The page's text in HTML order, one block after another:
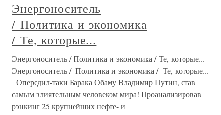
Энергоноситель
/ Политика и экономика
/ Те, которые...
Энергоноситель / Политика и экономика / Те, которые...
Энергоноситель / Политика и экономика / Те, которые...
Опередил-таки Барака Обаму Владимир Путин, став
самым влиятельным человеком мира! Проанализировав
рэнкинг 25 крупнейших нефте- и